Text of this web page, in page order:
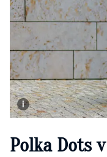
Polka Dots